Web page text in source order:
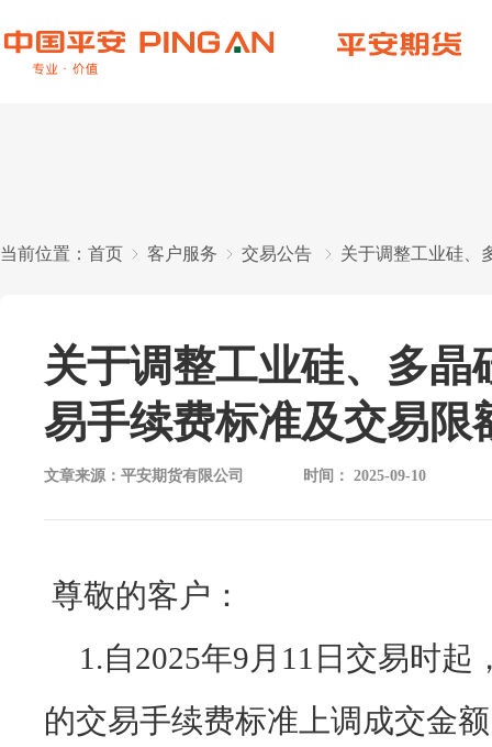
当前位置： 首页 客户服务 交易公告 关于调整工业硅、
关于调整工业硅、多晶
易手续费标准及交易限
文章来源： 平安期货有限公司 时间： 2025-09-10
尊敬的客户：
1.自2025年9月11日交易时起
的交易手续费标准上调成交金